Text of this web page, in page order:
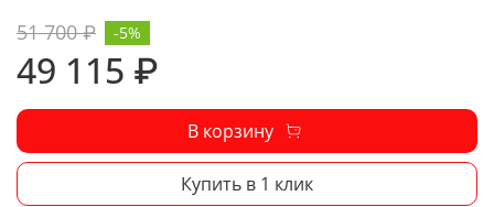
51 700 ₽
49 115 ₽
-5%
В корзину
Купить в 1 клик